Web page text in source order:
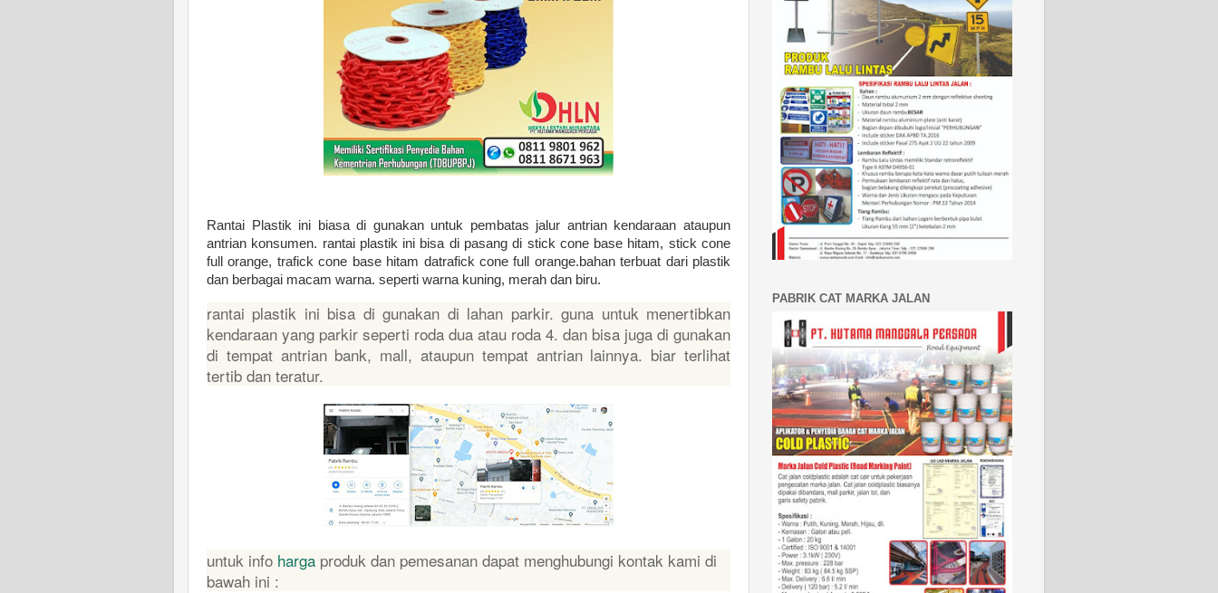
Rantai Plastik ini biasa di gunakan untuk pembatas jalur antrian kendaraan ataupun
antrian konsumen. rantai plastik ini bisa di pasang di stick cone base hitam, stick cone
full orange, trafick cone base hitam datrafick cone full orange.bahan terbuat dari plastik
dan berbagai macam warna. seperti warna kuning, merah dan biru.
rantai plastik ini bisa di gunakan di lahan parkir. guna untuk menertibkan
kendaraan yang parkir seperti roda dua atau roda 4. dan bisa juga di gunakan
di tempat antrian bank, mall, ataupun tempat antrian lainnya. biar terlihat
tertib dan teratur.
untuk info harga produk dan pemesanan dapat menghubungi kontak kami di
bawah ini :
PABRIK CAT MARKA JALAN